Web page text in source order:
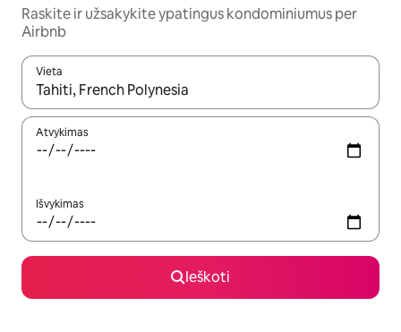
Raskite ir užsakykite ypatingus kondominiumus per
Airbnb
Vieta
Kai pasirodys paieškos rezultatai, juos naršyti galite
Atvykimas
Išvykimas
Ieškoti